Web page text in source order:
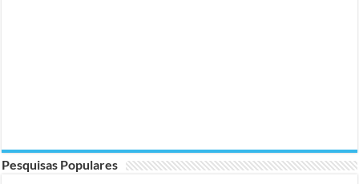
Pesquisas Populares